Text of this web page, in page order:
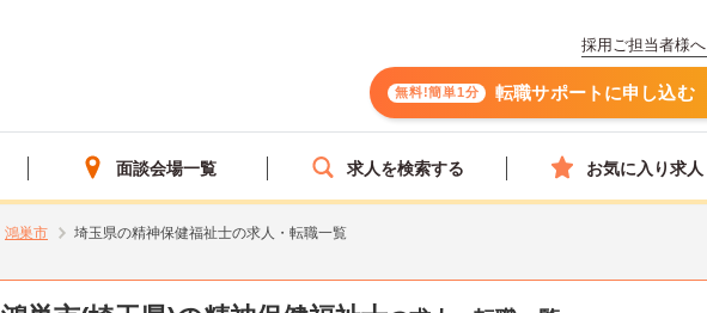
採用ご担当者様へ
無料!簡単1分 転職サポートに申し込む
面談会場一覧 求人を検索する お気に入り求人
鴻巣市 埼玉県の精神保健福祉士の求人・転職一覧